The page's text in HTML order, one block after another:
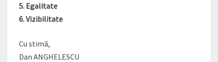
5. Egalitate
6. Vizibilitate
Cu stimă,
Dan ANGHELESCU